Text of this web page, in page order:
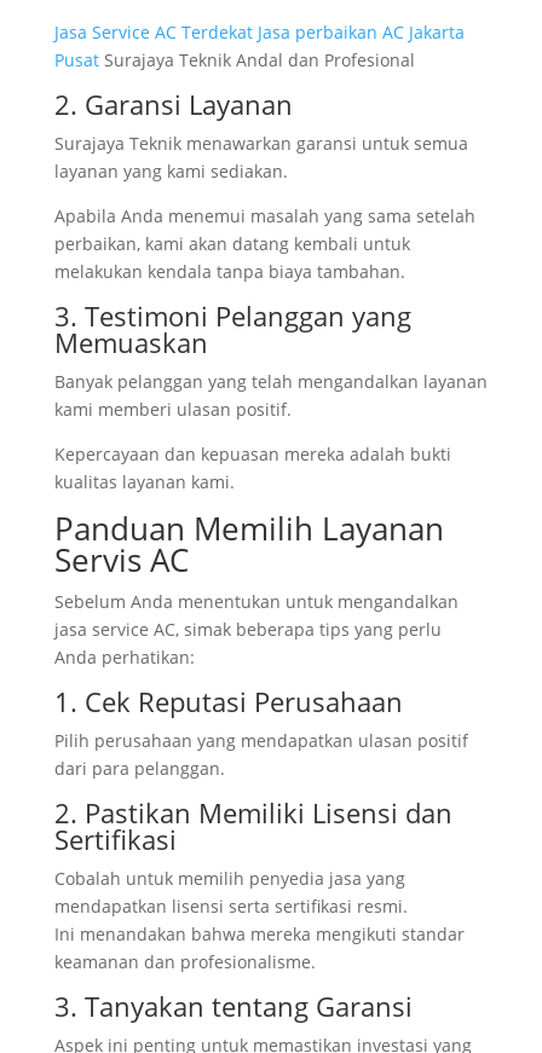
Jasa Service AC Terdekat Jasa perbaikan AC Jakarta
PusatSurajaya Teknik Andal dan Profesional
2. Garansi Layanan
Surajaya Teknik menawarkan garansi untuk semua
layanan yang kami sediakan.
Apabila Anda menemui masalah yang sama setelah
perbaikan, kami akan datang kembali untuk
melakukan kendala tanpa biaya tambahan.
3. Testimoni Pelanggan yang
Memuaskan
Banyak pelanggan yang telah mengandalkan layanan
kami memberi ulasan positif.
Kepercayaan dan kepuasan mereka adalah bukti
kualitas layanan kami.
Panduan Memilih Layanan
Servis AC
Sebelum Anda menentukan untuk mengandalkan
jasa service AC, simak beberapa tips yang perlu
Anda perhatikan:
1. Cek Reputasi Perusahaan
Pilih perusahaan yang mendapatkan ulasan positif
dari para pelanggan.
2. Pastikan Memiliki Lisensi dan
Sertifikasi
Cobalah untuk memilih penyedia jasa yang
mendapatkan lisensi serta sertifikasi resmi.
Ini menandakan bahwa mereka mengikuti standar
keamanan dan profesionalisme.
3. Tanyakan tentang Garansi
Aspek ini penting untuk memastikan investasi yang